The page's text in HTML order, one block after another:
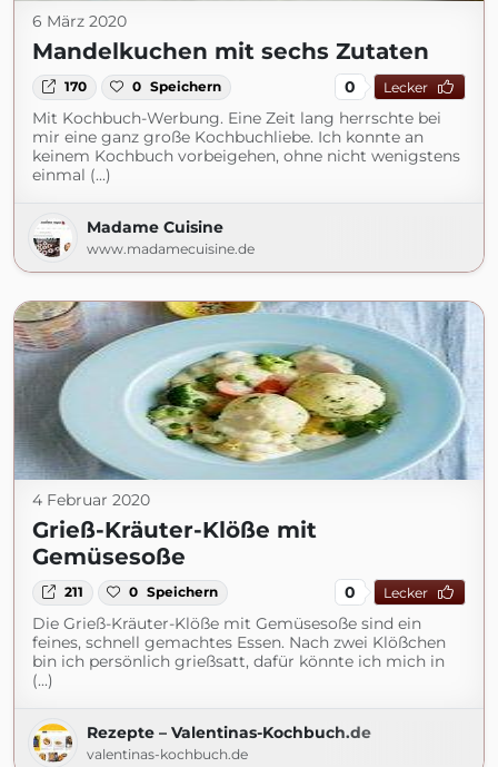
6 März 2020
Mandelkuchen mit sechs Zutaten
170 0 Speichern 0 Lecker
Mit Kochbuch-Werbung. Eine Zeit lang herrschte bei
mir eine ganz große Kochbuchliebe. Ich konnte an
keinem Kochbuch vorbeigehen, ohne nicht wenigstens
einmal (...)
Madame Cuisine
www.madamecuisine.de
4 Februar 2020
Grieß-Kräuter-Klöße mit
Gemüsesoße
211 0 Speichern 0 Lecker
Die Grieß-Kräuter-Klöße mit Gemüsesoße sind ein
feines, schnell gemachtes Essen. Nach zwei Klößchen
bin ich persönlich grießsatt, dafür könnte ich mich in
(...)
Rezepte – Valentinas-Kochbuch.de
valentinas-kochbuch.de